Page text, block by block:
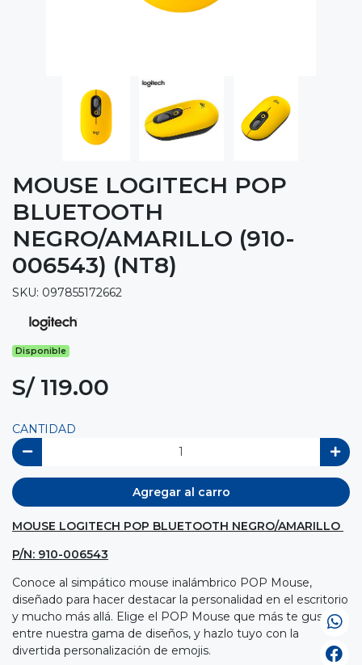
MOUSE LOGITECH POP
BLUETOOTH
NEGRO/AMARILLO (910-
006543) (NT8)
SKU: 097855172662
Disponible
S/ 119.00
CANTIDAD
Agregar al carro
MOUSE LOGITECH POP BLUETOOTH NEGRO/AMARILLO
P/N: 910-006543
Conoce al simpático mouse inalámbrico POP Mouse,
diseñado para hacer destacar la personalidad en el escritorio
y mucho más allá. Elige el POP Mouse que más te guste
entre nuestra gama de diseños, y hazlo tuyo con la
divertida personalización de emojis.